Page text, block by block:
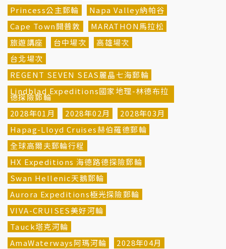
Princess公主郵輪
Napa Valley納帕谷
Cape Town開普敦
MARATHON馬拉松
旅遊講座
台中場次
高雄場次
台北場次
REGENT SEVEN SEAS麗晶七海郵輪
Lindblad Expeditions國家地理-林德布拉
德探險郵輪
2028年01月
2028年02月
2028年03月
Hapag-Lloyd Cruises赫伯羅德郵輪
全球高爾夫郵輪行程
HX Expeditions 海德路德探險郵輪
Swan Hellenic天鵝郵輪
Aurora Expeditions極光探險郵輪
VIVA-CRUISES美好河輪
Tauck塔克河輪
AmaWaterways阿瑪河輪
2028年04月